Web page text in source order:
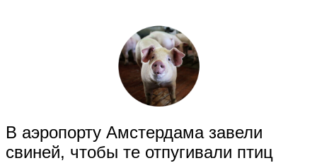
В аэропорту Амстердама завели
свиней, чтобы те отпугивали птиц